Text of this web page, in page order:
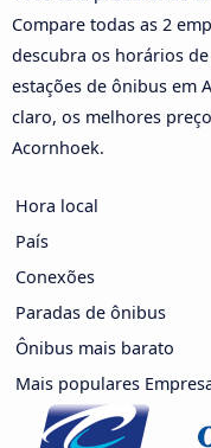
Compare todas as 2
descubra os horários
estações de ônibus em
claro, os melhores
Acornhoek.
Hora local
País
Conexões
Paradas de ônibus
Ônibus mais barato
Mais populares